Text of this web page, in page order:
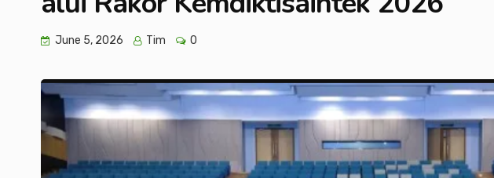
June 5, 2026 Tim 0